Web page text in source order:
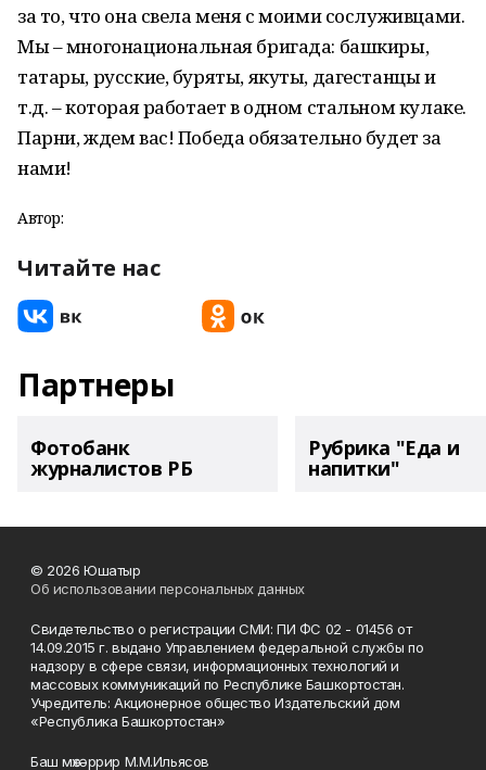
за то, что она свела меня с моими сослуживцами.
Мы – многонациональная бригада: башкиры,
татары, русские, буряты, якуты, дагестанцы и
т.д. – которая работает в одном стальном кулаке.
Парни, ждем вас! Победа обязательно будет за
нами!
Автор:
Читайте нас
Партнеры
Фотобанк
журналистов РБ
Рубрика "Еда и
напитки"
© 2026 Юшатыр
Об использовании персональных данных
Свидетельство о регистрации СМИ: ПИ ФС 02 - 01456 от
14.09.2015 г. выдано Управлением федеральной службы по
надзору в сфере связи, информационных технологий и
массовых коммуникаций по Республике Башкортостан.
Учредитель: Акционерное общество Издательский дом
«Республика Башкортостан»
Баш мөхәррир М.М.Ильясов